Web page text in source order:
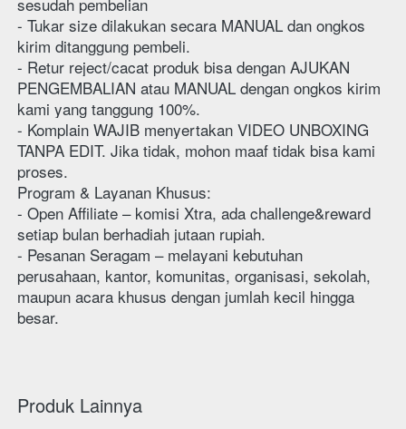
- Tukar size dilakukan secara MANUAL dan ongkos
kirim ditanggung pembeli.
- Retur reject/cacat produk bisa dengan AJUKAN
PENGEMBALIAN atau MANUAL dengan ongkos kirim
kami yang tanggung 100%.
- Komplain WAJIB menyertakan VIDEO UNBOXING
TANPA EDIT. Jika tidak, mohon maaf tidak bisa kami
proses.
Program & Layanan Khusus:
- Open Affiliate – komisi Xtra, ada challenge&reward
setiap bulan berhadiah jutaan rupiah.
- Pesanan Seragam – melayani kebutuhan
perusahaan, kantor, komunitas, organisasi, sekolah,
maupun acara khusus dengan jumlah kecil hingga
besar.
Produk Lainnya